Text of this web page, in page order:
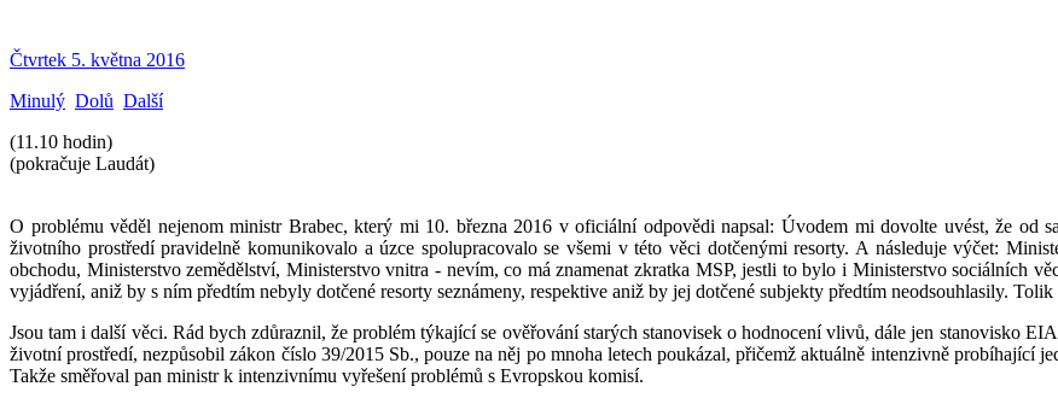
Čtvrtek 5. května 2016
Minulý Dolů Další
(11.10 hodin)
(pokračuje Laudát)
O problému věděl nejenom ministr Brabec, který mi 10. března 2016 v oficiální odpovědi napsal: Úvodem mi dovolte uvést, že od
životního prostředí pravidelně komunikovalo a úzce spolupracovalo se všemi v této věci dotčenými resorty. A následuje výčet:
obchodu, Ministerstvo zemědělství, Ministerstvo vnitra - nevím, co má znamenat zkratka MSP, jestli to bylo i Ministerstvo sociálních
vyjádření, aniž by s ním předtím nebyly dotčené resorty seznámeny, respektive aniž by jej dotčené subjekty předtím neodsouhlasily.
Jsou tam i další věci. Rád bych zdůraznil, že problém týkající se ověřování starých stanovisek o hodnocení vlivů, dále jen stanovisko
životní prostředí, nezpůsobil zákon číslo 39/2015 Sb., pouze na něj po mnoha letech poukázal, přičemž aktuálně intenzivně probíhající
Takže směřoval pan ministr k intenzivnímu vyřešení problémů s Evropskou komisí.